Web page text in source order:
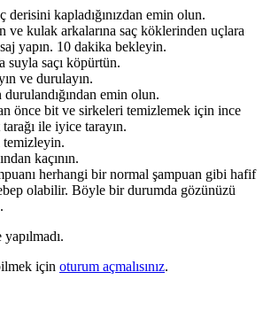
derisini kapladığınızdan emin olun.
ve kulak arkalarına saç köklerinden uçlara
yapın. 10 dakika bekleyin.
suyla saçı köpürtün.
ve durulayın.
durulandığından emin olun.
önce bit ve sirkeleri temizlemek için ince
ile iyice tarayın.
temizleyin.
kaçının.
herhangi bir normal şampuan gibi hafif
olabilir. Böyle bir durumda gözünüzü
için oturum açmalısınız.